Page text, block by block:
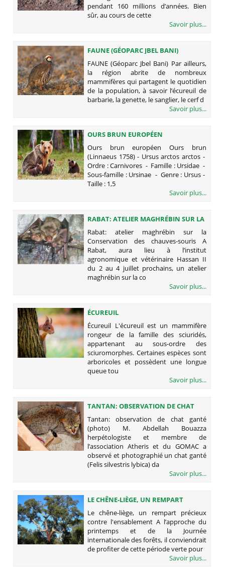
pendant 160 millions d’années. Bien
sûr, au cours de cette
Savoir plus...
FAUNE (GÉOPARC JBEL BANI)
FAUNE (Géoparc Jbel Bani) Par ailleurs,
la région abrite de nombreux
mammifères qui partagent le quotidien
de la population, à savoir l’écureuil de
barbarie, la genette, le sanglier, le cerf d
Savoir plus...
OURS BRUN EUROPÉEN
Ours brun européen Ours brun
(Linnaeus 1758) - Ursus arctos arctos -
Ordre : Carnivores - Famille : Ursidae -
Sous-famille : Ursinae - Genre : Ursus -
Taille : 1,5
Savoir plus...
RABAT: ATELIER MAGHRÉBIN SUR LA
CONSERVATION DES CHAUVES-
SOURIS
Rabat: atelier maghrébin sur la
Conservation des chauves-souris A
Rabat, aura lieu à l’institut
agronomique et vétérinaire Hassan II
du 2 au 4 juillet prochains, un atelier
maghrébin sur la co
Savoir plus...
ÉCUREUIL
Écureuil L'écureuil est un mammifère
rongeur de la famille des sciuridés,
appartenant au sous-ordre des
sciuromorphes. Certaines espèces sont
arboricoles et possèdent une longue
queue tou
Savoir plus...
TANTAN: OBSERVATION DE CHAT
GANTÉ (PHOTO)
Tantan: observation de chat ganté
(photo) M. Abdellah Bouazza
herpétologiste et membre de
l’association Atheris et du GOMAC a
observé et photographié un chat ganté
(Felis silvestris lybica) da
Savoir plus...
LE CHÊNE-LIÈGE, UN REMPART
PRÉCIEUX CONTRE L'ENSABLEMENT
Le chêne-liège, un rempart précieux
contre l'ensablement A l’approche du
printemps et de la Journée
internationale des forêts, il conviendrait
de profiter de cette période verte pour
Savoir plus...